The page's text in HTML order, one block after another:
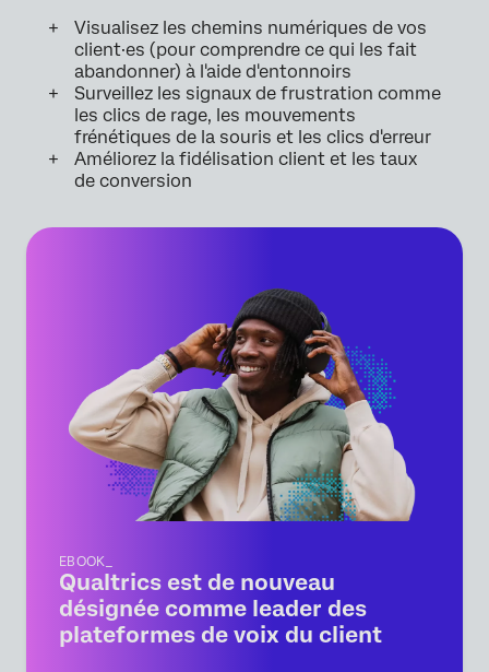
Visualisez les chemins numériques de vos
client·es (pour comprendre ce qui les fait
abandonner) à l'aide d'entonnoirs
Surveillez les signaux de frustration comme
les clics de rage, les mouvements
frénétiques de la souris et les clics d'erreur
Améliorez la fidélisation client et les taux
de conversion
EBOOK_
Qualtrics est de nouveau
désignée comme leader des
plateformes de voix du client